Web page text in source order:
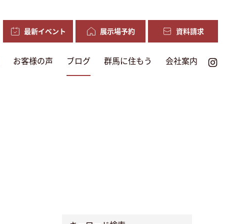
最新イベント 展示場予約 資料請求
お客様の声 ブログ 群馬に住もう 会社案内